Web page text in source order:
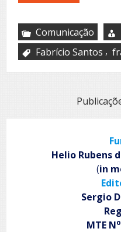
Comunicação
Fabrício Santos ,
Navegação
Helio Rubens
(in
Sergio
MTE No